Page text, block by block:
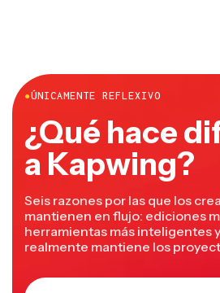
●ÚNICAMENTE REFLEXIVO
¿Qué hace
a Kapwing?
Seis razones por las que los
mantienen en flujo: ediciones
herramientas más inteligentes
realmente mantiene los